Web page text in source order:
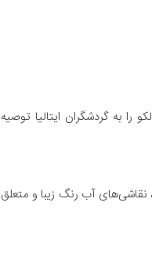
به گردشگران ایتالیا توصیه
نقاشی‌های آب رنگ زیبا و متعلق